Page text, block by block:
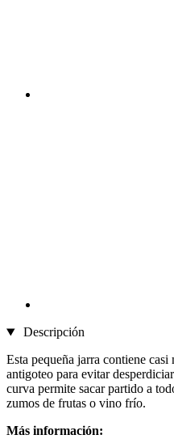
Descripción
Esta pequeña jarra contiene
antigoteo para evitar
curva permite sacar partido a
zumos de frutas o vino frío.
Más información: